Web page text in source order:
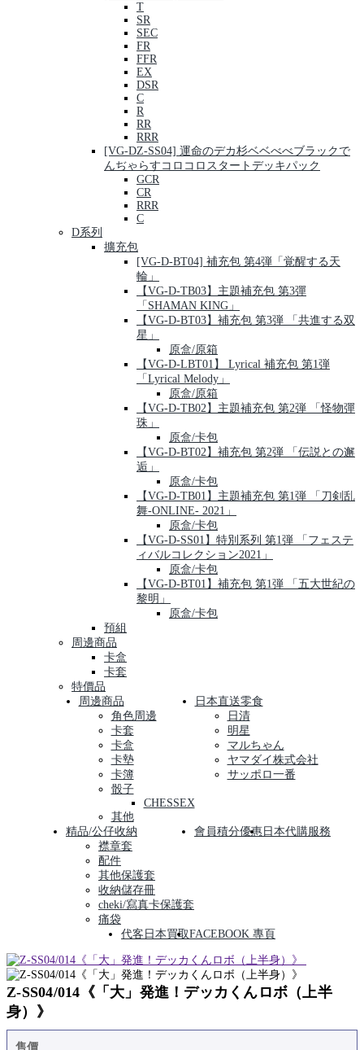
T
SR
SEC
FR
FFR
EX
DSR
C
R
RR
RRR
[VG-DZ-SS04] 運命のデカ杉ベベべべブラックで
んぢゃらすコロコロスタートデッキパック
GCR
CR
RRR
C
D系列
擴充包
[VG-D-BT04] 補充包 第4弾「覚醒する天
輪」
【VG-D-TB03】主題補充包 第3彈
「SHAMAN KING」
【VG-D-BT03】補充包 第3弾 「共進する双
星」
原盒/原箱
【VG-D-LBT01】 Lyrical 補充包 第1弾
「Lyrical Melody」
原盒/原箱
【VG-D-TB02】主題補充包 第2弾 「怪物彈
珠」
原盒/卡包
【VG-D-BT02】補充包 第2弾 「伝説との邂
逅」
原盒/卡包
【VG-D-TB01】主題補充包 第1弾 「刀剣乱
舞-ONLINE- 2021」
原盒/卡包
【VG-D-SS01】特別系列 第1弾 「フェステ
ィバルコレクション2021」
原盒/卡包
【VG-D-BT01】補充包 第1弾 「五大世紀の
黎明」
原盒/卡包
預組
周邊商品
卡盒
卡套
特價品
周邊商品
角色周邊
卡套
卡盒
卡墊
卡簿
骰子
CHESSEX
其他
日本直送零食
日清
明星
マルちゃん
ヤマダイ株式会社
サッポロ一番
精品/公仔收納
襟章套
配件
其他保護套
收納儲存冊
cheki/寫真卡保護套
痛袋
會員積分優惠 日本代購服務
代客日本買取FACEBOOK 專頁
Z-SS04/014《「大」発進！デッカくんロボ（上半
身）》
售價